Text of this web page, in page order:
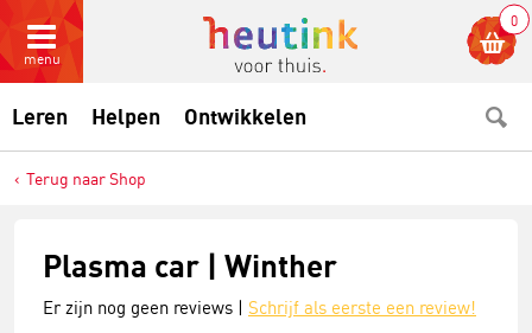
menu
0
Leren Helpen Ontwikkelen
Terug naar Shop
Plasma car | Winther
Er zijn nog geen reviews | Schrijf als eerste een review!